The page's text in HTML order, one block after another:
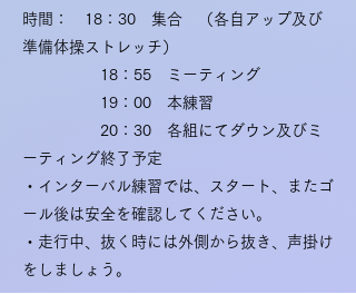
時間： 18：30 集合 （各自アップ及び
準備体操ストレッチ）
18：55 ミーティング
19：00 本練習
20：30 各組にてダウン及びミ
ーティング終了予定
・インターバル練習では、スタート、またゴ
ール後は安全を確認してください。
・走行中、抜く時には外側から抜き、声掛け
をしましょう。